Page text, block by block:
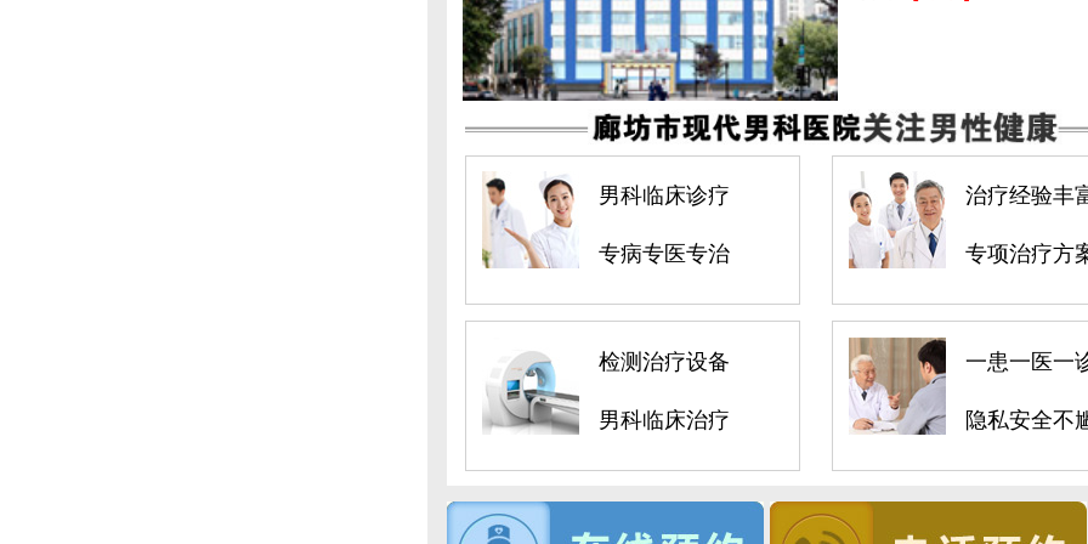
男科临床诊疗
专病专医专治
治疗经验丰
专项治疗方
检测治疗设备
男科临床治疗
一患一医一
隐私安全不